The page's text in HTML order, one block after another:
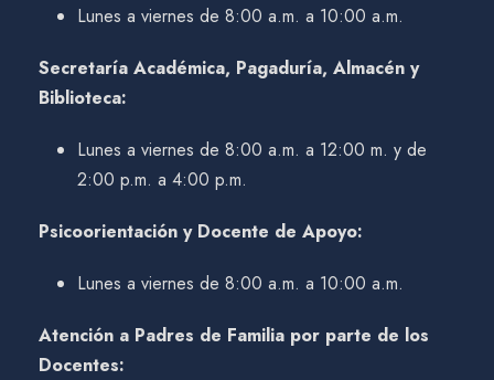
Lunes a viernes de 8:00 a.m. a 10:00 a.m.
Secretaría Académica, Pagaduría, Almacén y
Biblioteca:
Lunes a viernes de 8:00 a.m. a 12:00 m. y de
2:00 p.m. a 4:00 p.m.
Psicoorientación y Docente de Apoyo:
Lunes a viernes de 8:00 a.m. a 10:00 a.m.
Atención a Padres de Familia por parte de los
Docentes: